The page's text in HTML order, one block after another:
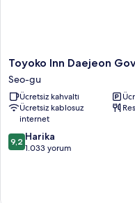
Toyoko
Inn
Daejeon
Government
Complex
Seo-
gu
Toyoko Inn Daejeon
Seo-gu
Ücretsiz kahvaltı
Ücretsiz kablosuz
internet
10
üzerinden
9,2 Harika
1.033 yorum